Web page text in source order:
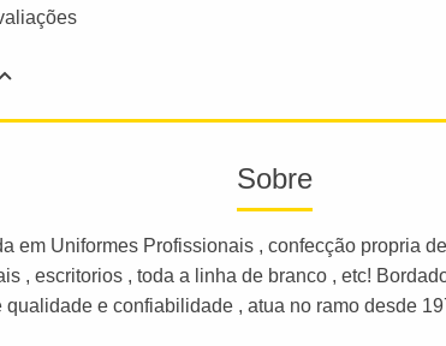
Sobre
em Uniformes Profissionais , confecção propria
, escritorios , toda a linha de branco , etc!
qualidade e confiabilidade , atua no ramo desde